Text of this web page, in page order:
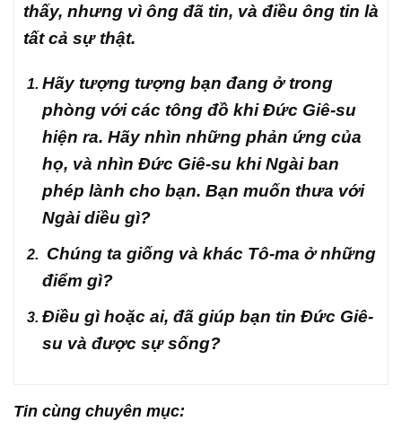
thấy, nhưng vì ông đã tin, và điều ông tin là
tất cả sự thật.
Hãy tượng tượng bạn đang ở trong
phòng với các tông đồ khi Đức Giê-su
hiện ra. Hãy nhìn những phản ứng của
họ, và nhìn Đức Giê-su khi Ngài ban
phép lành cho bạn. Bạn muốn thưa với
Ngài diều gì?
Chúng ta giống và khác Tô-ma ở những
điểm gì?
Điều gì hoặc ai, đã giúp bạn tin Đức Giê-
su và được sự sống?
Tin cùng chuyên mục: